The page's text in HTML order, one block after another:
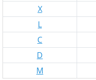
X
L
C
D
M